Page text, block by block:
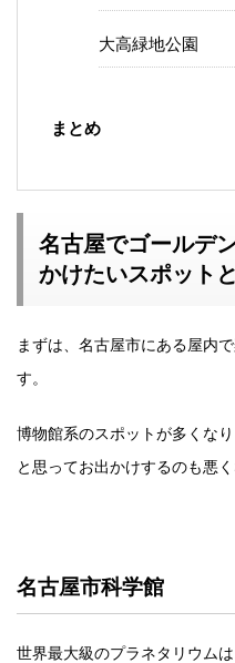
大高緑地公園
まとめ
名古屋でゴールデ
かけたいスポット
まずは、名古屋市にある屋内
す。
博物館系のスポットが多くな
と思ってお出かけするのも悪
名古屋市科学館
世界最大級のプラネタリウム